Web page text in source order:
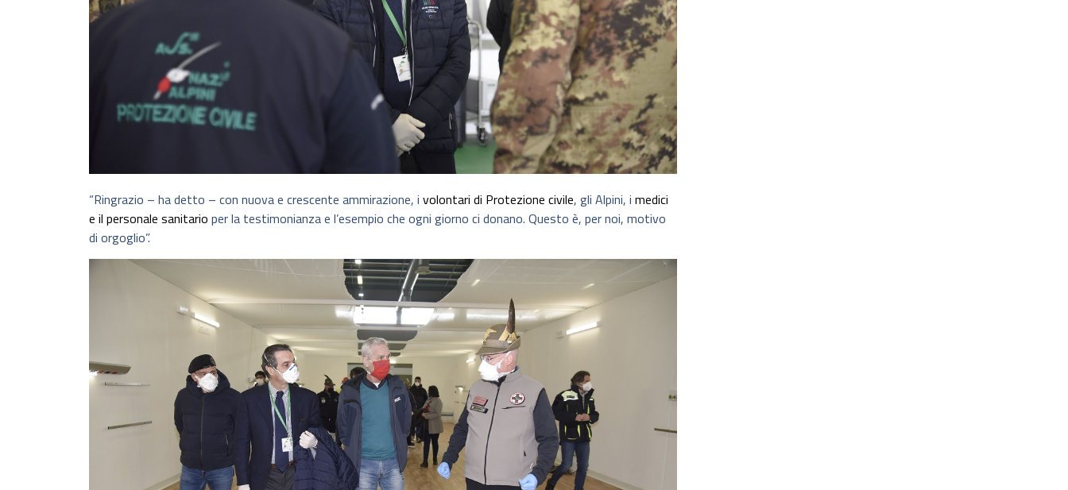
“Ringrazio – ha detto – con nuova e crescente ammirazione, i volontari di Protezione civile, gli Alpini, i medici
e il personale sanitario per la testimonianza e l’esempio che ogni giorno ci donano. Questo è, per noi, motivo
di orgoglio”.